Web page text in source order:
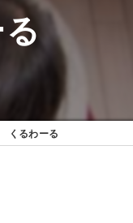
くるわーる